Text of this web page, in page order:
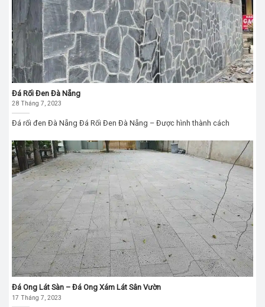
Đá Rối Đen Đà Nẵng
28 Tháng 7, 2023
Đá rối đen Đà Nẵng Đá Rối Đen Đà Nẵng – Được hình thành cách
Đá Ong Lát Sàn – Đá Ong Xám Lát Sân Vườn
17 Tháng 7, 2023